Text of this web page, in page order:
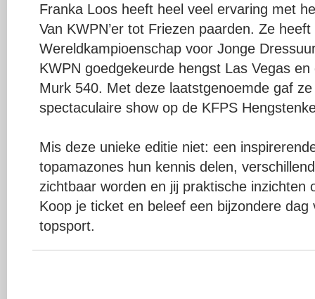
Franka Loos heeft heel veel ervaring met
Van KWPN’er tot Friezen paarden. Ze
Wereldkampioenschap voor Jonge
KWPN goedgekeurde hengst Las Vegas
Murk 540. Met deze laatstgenoemde gaf
spectaculaire show op de KFPS
Mis deze unieke editie niet: een
topamazones hun kennis delen,
zichtbaar worden en jij praktische inzichten
Koop je ticket en beleef een bijzondere
topsport.